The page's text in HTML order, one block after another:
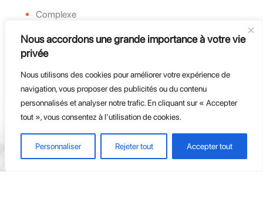
Nous accordons une grande importance à votre vie
privée
Nous utilisons des cookies pour améliorer votre expérience de
navigation, vous proposer des publicités ou du contenu
personnalisés et analyser notre trafic. En cliquant sur « Accepter
tout », vous consentez à l'utilisation de cookies.
Personnaliser Rejeter tout Accepter tout
Complexe
Challenges
Groupe, CE et Entreprises
Course d'endurance